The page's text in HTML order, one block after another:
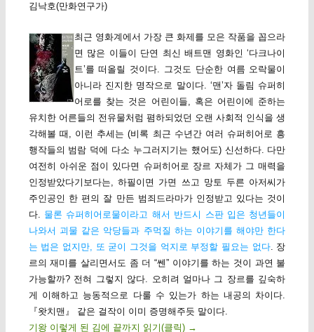
김낙호(만화연구가)
최근 영화계에서 가장 큰 화제를 모은 작품을 꼽으라
면 많은 이들이 단연 최신 배트맨 영화인 ‘다크나이
트’를 떠올릴 것이다. 그것도 단순한 여름 오락물이
아니라 진지한 명작으로 말이다. ‘맨’자 돌림 슈퍼히
어로를 찾는 것은 어린이들, 혹은 어린이에 준하는
유치한 어른들의 전유물처럼 폄하되었던 오랜 사회적 인식을 생
각해볼 때, 이런 추세는 (비록 최근 수년간 여러 슈퍼히어로 흥
행작들의 범람 덕에 다소 누그러지기는 했어도) 신선하다. 다만
여전히 아쉬운 점이 있다면 슈퍼히어로 장르 자체가 그 매력을
인정받았다기보다는, 하필이면 가면 쓰고 망토 두른 아저씨가
주인공인 한 편의 잘 만든 범죄드라마가 인정받고 있다는 것이
다. 물론 슈퍼히어로물이라고 해서 반드시 스판 입은 청년들이
나와서 괴물 같은 악당들과 주먹질 하는 이야기를 해야만 한다
는 법은 없지만, 또 굳이 그것을 억지로 부정할 필요는 없다. 장
르의 재미를 살리면서도 좀 더 “쎈” 이야기를 하는 것이 과연 불
가능할까? 전혀 그렇지 않다. 오히려 얼마나 그 장르를 깊숙하
게 이해하고 능동적으로 다룰 수 있는가 하는 내공의 차이다.
『왓치맨』 같은 걸작이 이미 증명해주듯 말이다.
기왕 이렇게 된 김에 끝까지 읽기(클릭) →